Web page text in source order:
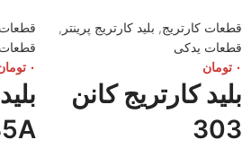
قطعات کارتریج, بلید کارتریج پرینتر ,
قطعات یدکی
۰ تومان
بلید کارتریج کانن
303
قطعات
۰